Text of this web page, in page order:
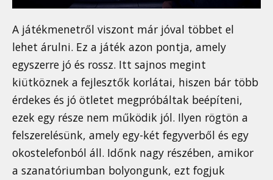
A játékmenetről viszont már jóval többet el
lehet árulni. Ez a játék azon pontja, amely
egyszerre jó és rossz. Itt sajnos megint
kiütköznek a fejlesztők korlátai, hiszen bár több
érdekes és jó ötletet megpróbáltak beépíteni,
ezek egy része nem működik jól. Ilyen rögtön a
felszerelésünk, amely egy-két fegyverből és egy
okostelefonból áll. Időnk nagy részében, amikor
a szanatóriumban bolyongunk, ezt fogjuk